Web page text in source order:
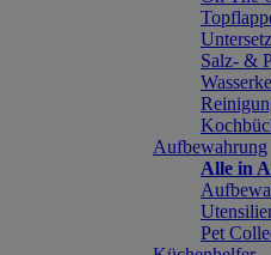
Salz- &
Aufbewahrung
Alle in
Pet